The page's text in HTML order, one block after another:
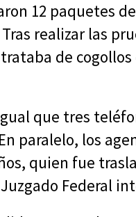
12 paquetes
realizar las
de cogollos
que tres
paralelo, los
quien fue
Federal